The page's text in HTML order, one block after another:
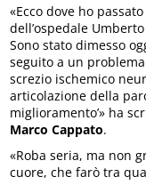
«Ecco dove ho
dell’ospedale
Sono stato dimesso
seguito a un
screzio ischemico
articolazione della
miglioramento’» ha
Marco Cappato.
«Roba seria, ma non
cuore, che farò tra